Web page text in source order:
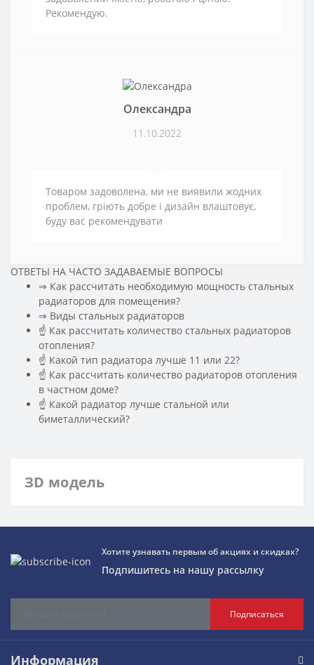
Рекомендую.
Олександра
11.10.2022
Товаром задоволена, ми не виявили жодних
проблем, гріють добре і дизайн влаштовує,
буду вас рекомендувати
ОТВЕТЫ НА ЧАСТО ЗАДАВАЕМЫЕ ВОПРОСЫ
⇒ Как рассчитать необходимую мощность стальных
радиаторов для помещения?
️⇒ Виды стальных радиаторов
☝ Как рассчитать количество стальных радиаторов
отопления?
☝ Какой тип радиатора лучше 11 или 22?
☝ Как рассчитать количество радиаторов отопления
в частном доме?
☝ Какой радиатор лучше стальной или
биметаллический?
ЗD модель
Хотите узнавать первым об акциях и скидках?
Подпишитесь на нашу рассылку
Подписаться
Информация